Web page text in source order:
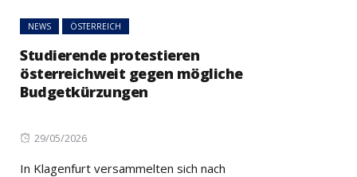
NEWS ÖSTERREICH
Studierende protestieren
österreichweit gegen mögliche
Budgetkürzungen
Posted
29/05/2026
In Klagenfurt versammelten sich nach